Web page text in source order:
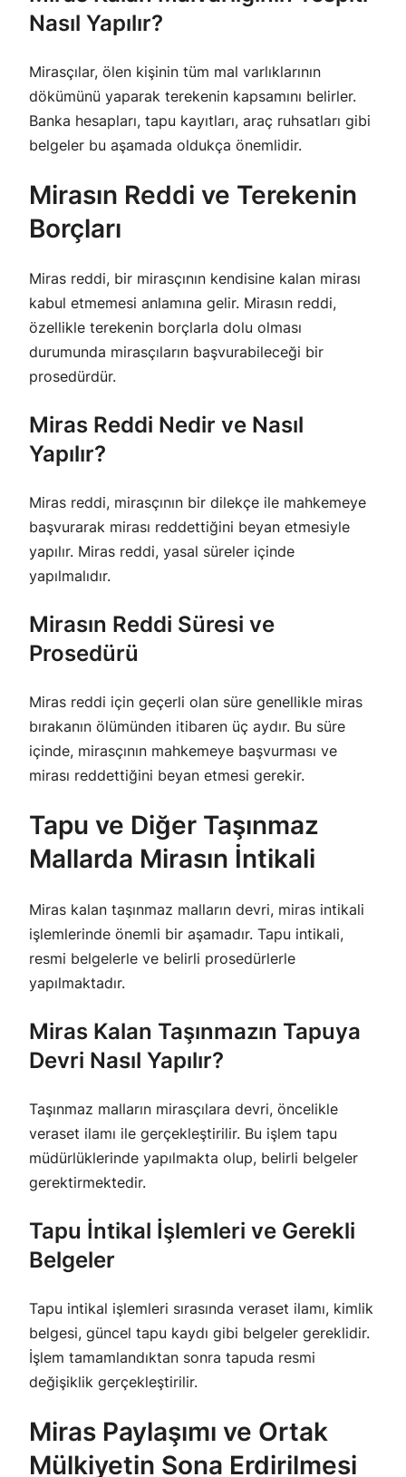
Nasıl Yapılır?
Mirasçılar, ölen kişinin tüm mal varlıklarının
dökümünü yaparak terekenin kapsamını belirler.
Banka hesapları, tapu kayıtları, araç ruhsatları gibi
belgeler bu aşamada oldukça önemlidir.
Mirasın Reddi ve Terekenin
Borçları
Miras reddi, bir mirasçının kendisine kalan mirası
kabul etmemesi anlamına gelir. Mirasın reddi,
özellikle terekenin borçlarla dolu olması
durumunda mirasçıların başvurabileceği bir
prosedürdür.
Miras Reddi Nedir ve Nasıl
Yapılır?
Miras reddi, mirasçının bir dilekçe ile mahkemeye
başvurarak mirası reddettiğini beyan etmesiyle
yapılır. Miras reddi, yasal süreler içinde
yapılmalıdır.
Mirasın Reddi Süresi ve
Prosedürü
Miras reddi için geçerli olan süre genellikle miras
bırakanın ölümünden itibaren üç aydır. Bu süre
içinde, mirasçının mahkemeye başvurması ve
mirası reddettiğini beyan etmesi gerekir.
Tapu ve Diğer Taşınmaz
Mallarda Mirasın İntikali
Miras kalan taşınmaz malların devri, miras intikali
işlemlerinde önemli bir aşamadır. Tapu intikali,
resmi belgelerle ve belirli prosedürlerle
yapılmaktadır.
Miras Kalan Taşınmazın Tapuya
Devri Nasıl Yapılır?
Taşınmaz malların mirasçılara devri, öncelikle
veraset ilamı ile gerçekleştirilir. Bu işlem tapu
müdürlüklerinde yapılmakta olup, belirli belgeler
gerektirmektedir.
Tapu İntikal İşlemleri ve Gerekli
Belgeler
Tapu intikal işlemleri sırasında veraset ilamı, kimlik
belgesi, güncel tapu kaydı gibi belgeler gereklidir.
İşlem tamamlandıktan sonra tapuda resmi
değişiklik gerçekleştirilir.
Miras Paylaşımı ve Ortak
Mülkiyetin Sona Erdirilmesi